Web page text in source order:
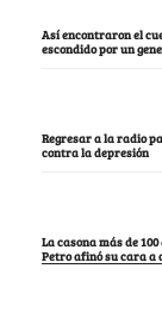
Así encontraron el
escondido por un
Regresar a la radio
contra la depresión
La casona más de
Petro afinó su cara a